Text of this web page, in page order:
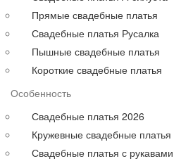
На свадьбу
С рукавами
Выпускные больших размеров
Короткие
до 30000 руб.
до 40000 руб.
до 60000 руб.
до 80000 руб.
до 100000 руб.
Прямые свадебные платья
Свадебные платья Русалка
Пышные свадебные платья
Короткие свадебные платья
Особенность
Свадебные платья 2026
Кружевные свадебные платья
Свадебные платья с рукавами